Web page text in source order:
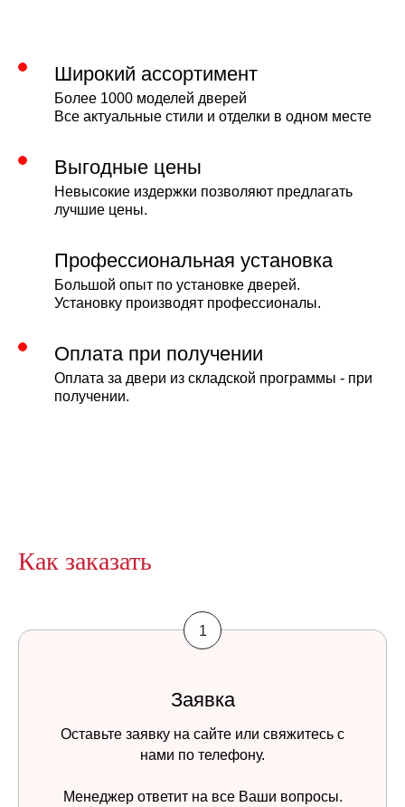
Широкий ассортимент
Более 1000 моделей дверей
Все актуальные стили и отделки в одном месте
Выгодные цены
Невысокие издержки позволяют предлагать
лучшие цены.
Профессиональная установка
Большой опыт по установке дверей.
Установку производят профессионалы.
Оплата при получении
Оплата за двери из складской программы - при
получении.
Как заказать
Заявка
Оставьте заявку на сайте или свяжитесь с
нами по телефону.
Менеджер ответит на все Ваши вопросы.